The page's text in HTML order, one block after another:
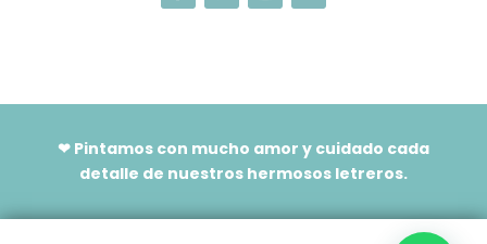
❤ Pintamos con mucho amor y cuidado cada
detalle de nuestros hermosos letreros.